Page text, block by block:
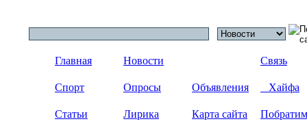
Главная Новости Связь
Спорт Опросы Объявления Хайфа
Статьи Лирика Карта сайта